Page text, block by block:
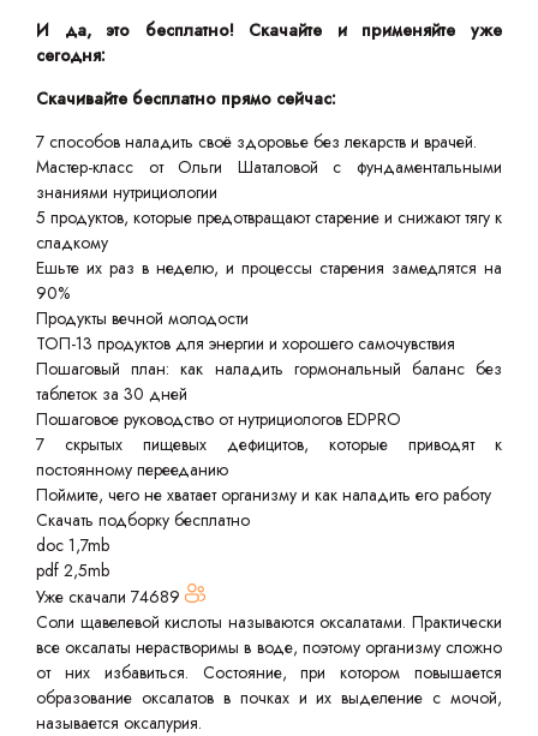
И да, это бесплатно! Скачайте и применяйте уже
сегодня:
Скачивайте бесплатно прямо сейчас:
7 способов наладить своё здоровье без лекарств и врачей.
Мастер-класс от Ольги Шаталовой с фундаментальными
знаниями нутрициологии
5 продуктов, которые предотвращают старение и снижают тягу к
сладкому
Ешьте их раз в неделю, и процессы старения замедлятся на
90%
Продукты вечной молодости
ТОП-13 продуктов для энергии и хорошего самочувствия
Пошаговый план: как наладить гормональный баланс без
таблеток за 30 дней
Пошаговое руководство от нутрициологов EDPRO
7 скрытых пищевых дефицитов, которые приводят к
постоянному перееданию
Поймите, чего не хватает организму и как наладить его работу
Скачать подборку бесплатно
doc 1,7mb
pdf 2,5mb
Уже скачали 74689
Соли щавелевой кислоты называются оксалатами. Практически
все оксалаты нерастворимы в воде, поэтому организму сложно
от них избавиться. Состояние, при котором повышается
образование оксалатов в почках и их выделение с мочой,
называется оксалурия.